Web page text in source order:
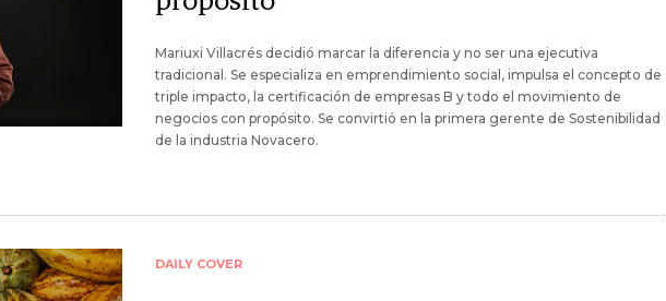
Mariuxi Villacrés decidió marcar la diferencia y no ser una ejecutiva
tradicional. Se especializa en emprendimiento social, impulsa el concepto de
triple impacto, la certificación de empresas B y todo el movimiento de
negocios con propósito. Se convirtió en la primera gerente de Sostenibilidad
de la industria Novacero.
DAILY COVER